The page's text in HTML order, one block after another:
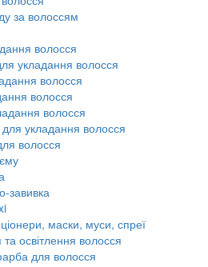
за волоссям
волосся
укладання волосся
волосся
волосся
волосся
для укладання волосся
волосся
завивка
маски, муси, спреї
освітлення волосся
для волосся